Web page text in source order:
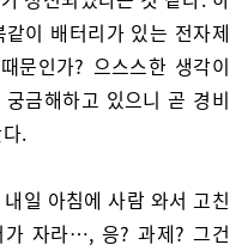
이 배터리가 있는 전자제
문인가? 으스스한 생각이
금해하고 있으니 곧 경비
.
일 아침에 사람 와서 고친
가 자라…, 응? 과제? 그건